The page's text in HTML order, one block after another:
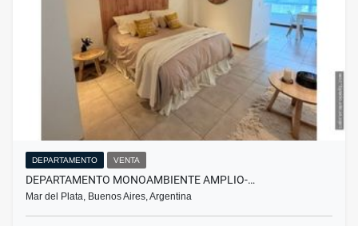
DEPARTAMENTO VENTA
DEPARTAMENTO MONOAMBIENTE AMPLIO-…
Mar del Plata, Buenos Aires, Argentina